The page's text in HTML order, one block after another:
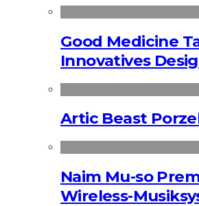
Good Medicine
Innovatives
Artic Beast
Naim Mu-so
Wireless-